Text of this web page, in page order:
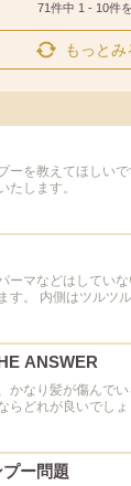
71件中 1 - 10件
もっとみ
ーを教えてほしい
たします。
ーマなどはしてい
す。 内側はツルツ
すぐ髪の毛は乾か
るとしたらそこな
ッセンシャル、ミ
やつを使っ
ないのですが、何
ANSWER
かなり髪が傷んで
らどれが良いでし
。
ー問題